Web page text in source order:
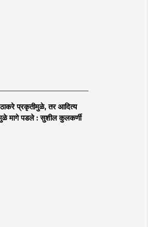
ठाकरे प्रकृतीमुळे, तर आदित्य
मागे पडले : सुशील कुलकर्णी